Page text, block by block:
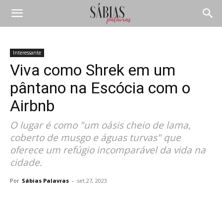
Interessante
Viva como Shrek em um
pântano na Escócia com o
Airbnb
O lugar é como "um oásis cheio de lama,
coberto de musgo e águas turvas" que
oferece um refúgio incomparável da vida na
cidade.
Por Sábias Palavras - set 27, 2023